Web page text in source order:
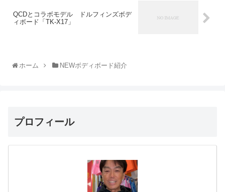
QCDとコラボモデル ドルフィンズボデ
ィボード「TK-X17」
ホーム NEWボディボード紹介
プロフィール